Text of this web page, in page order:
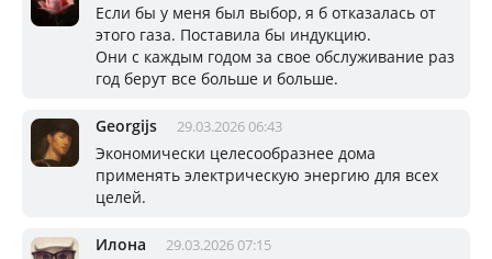
Если бы у меня был выбор, я б отказалась от
этого газа. Поставила бы индукцию.
Они с каждым годом за свое обслуживание раз
год берут все больше и больше.
Georgijs 29.03.2026 06:43
Экономически целесообразнее дома
применять электрическую энергию для всех
целей.
Илона 29.03.2026 07:15